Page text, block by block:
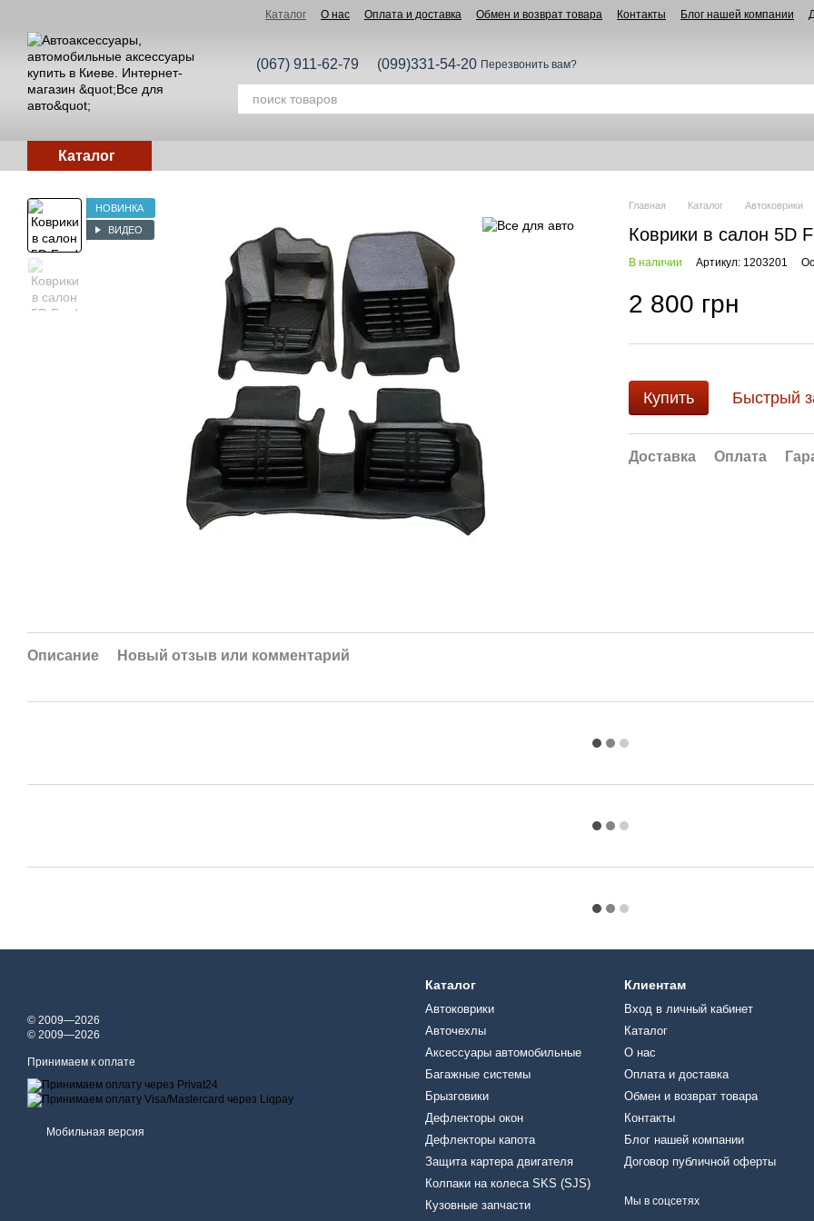
Каталог О нас Оплата и доставка Обмен и возврат товара Контакты Блог нашей компании
(067) 911-62-79 (099)331-54-20 Перезвонить вам?
Каталог
НОВИНКА
ВИДЕО
Главная Каталог Автоковрики
Коврики в салон 5D
В наличии Артикул: 1203201
2 800 грн
Купить Быстрый
Доставка Оплата
Описание Новый отзыв или комментарий
© 2009—2026
© 2009—2026
Принимаем к оплате
Мобильная версия
Каталог
Автоковрики
Авточехлы
Аксессуары автомобильные
Багажные системы
Брызговики
Дефлекторы окон
Дефлекторы капота
Защита картера двигателя
Колпаки на колеса SKS (SJS)
Кузовные запчасти
Клиентам
Вход в личный кабинет
Каталог
О нас
Оплата и доставка
Обмен и возврат товара
Контакты
Блог нашей компании
Договор публичной оферты
Мы в соцсетях